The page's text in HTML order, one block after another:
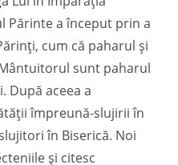
Părinte a început prin a
cum că paharul și
sunt paharul
După aceea a
împreună-slujirii în
în Biserică. Noi
și citesc